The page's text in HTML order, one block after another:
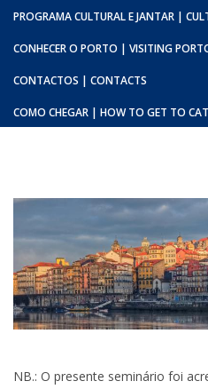
PROGRAMA CULTURAL E JANTAR |
CONHECER O PORTO | VISITING
CONTACTOS | CONTACTS
COMO CHEGAR | HOW TO GET TO
NB.: O presente seminário foi